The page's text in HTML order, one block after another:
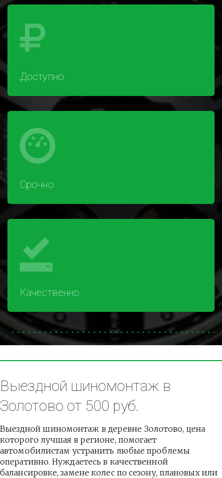
Доступно
Срочно
Качественно
Выездной шиномонтаж в
Золотово от 500 руб.
Выездной шиномонтаж в деревне Золотово, цена
которого лучшая в регионе, помогает
автомобилистам устранить любые проблемы
оперативно. Нуждаетесь в качественной
балансировке, замене колес по сезону, плановых или